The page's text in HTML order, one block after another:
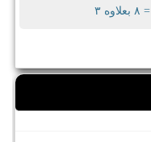
= ۸ بعلاوه ۳